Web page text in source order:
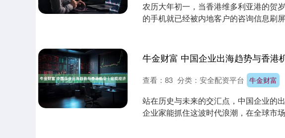
农历大年初一，当香港维多利亚港的贺
的手机就已经被内地客户的咨询信息刷
牛金财富 中国企业出海趋势与香港
牛金财富
查看： 83 分类： 安全配资平台
站在历史与未来的交汇点，中国企业的
企业家能抓住这波时代浪潮，在全球市